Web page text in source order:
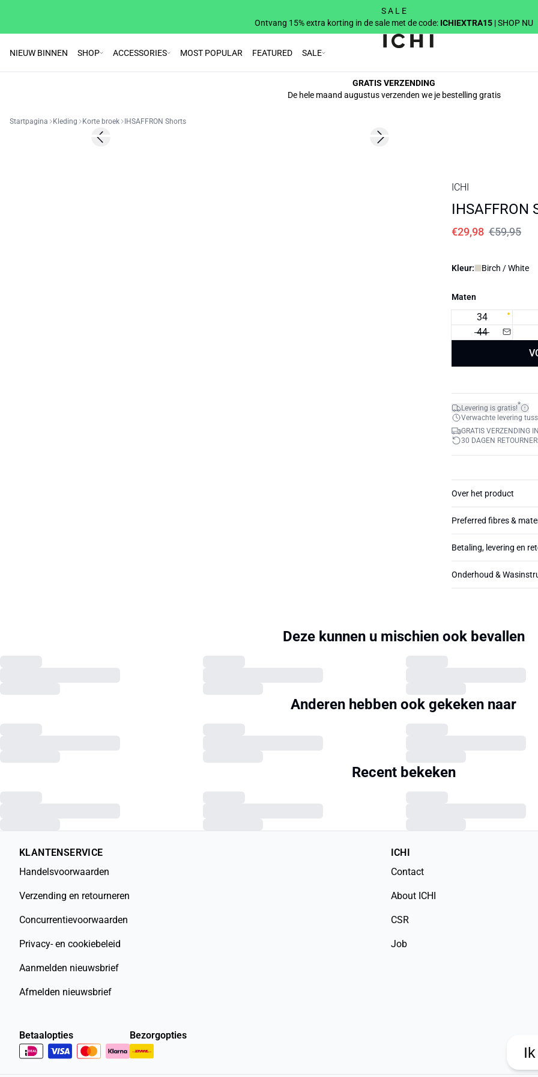
S A L E
Ontvang 15% extra korting in de sale met de code: ICHIEXTRA15 | SHOP NU
NIEUW BINNEN SHOP ACCESSORIES MOST POPULAR FEATURED SALE
GRATIS VERZENDING
De hele maand augustus verzenden we je bestelling gratis
Startpagina Kleding Korte broek IHSAFFRON Shorts
SALE | 50%
Previous slide Next slide
ICHI
IHSAFFRON
€29,98 €59,95
Kleur: Birch / White
Maten
34
44
Levering is gratis!*
Verwachte levering
GRATIS VERZENDING
30 DAGEN
Over het product
Preferred fibres &
Betaling, levering en
Onderhoud &
Deze kunnen u mischien ook bevallen
Anderen hebben ook gekeken naar
Recent bekeken
KLANTENSERVICE
Handelsvoorwaarden
Verzending en retourneren
Concurrentievoorwaarden
Privacy- en cookiebeleid
Aanmelden nieuwsbrief
Afmelden nieuwsbrief
ICHI
Contact
About ICHI
CSR
Job
Betaalopties Bezorgopties